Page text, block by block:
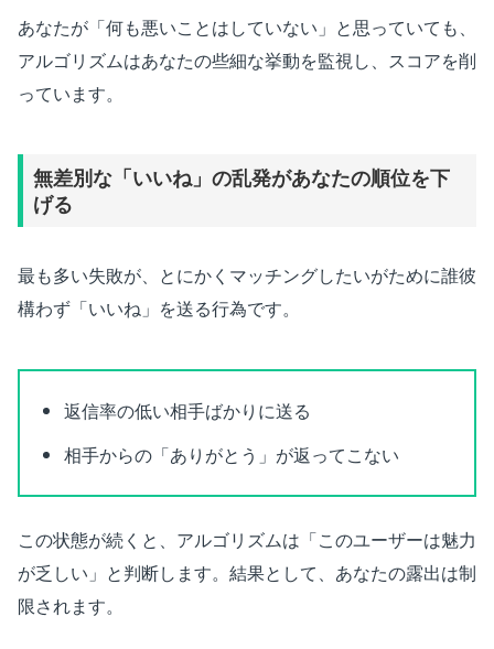
あなたが「何も悪いことはしていない」と思っていても、
アルゴリズムはあなたの些細な挙動を監視し、スコアを削
っています。
無差別な「いいね」の乱発があなたの順位を下
げる
最も多い失敗が、とにかくマッチングしたいがために誰彼
構わず「いいね」を送る行為です。
返信率の低い相手ばかりに送る
相手からの「ありがとう」が返ってこない
この状態が続くと、アルゴリズムは「このユーザーは魅力
が乏しい」と判断します。結果として、あなたの露出は制
限されます。